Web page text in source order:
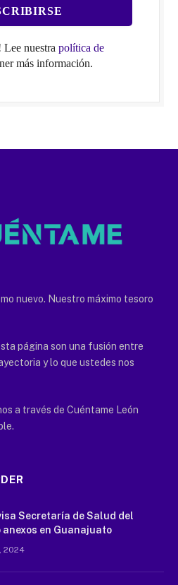
Lee nuestra política de
más información.
nuevo. Nuestro máximo tesoro
página son una fusión entre
y lo que ustedes nos
a través de Cuéntame León
Secretaría de Salud del
anexos en Guanajuato
2024